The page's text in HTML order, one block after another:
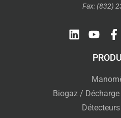
Fax: (832)
Biogaz /